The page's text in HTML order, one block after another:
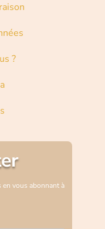
?
vous abonnant à